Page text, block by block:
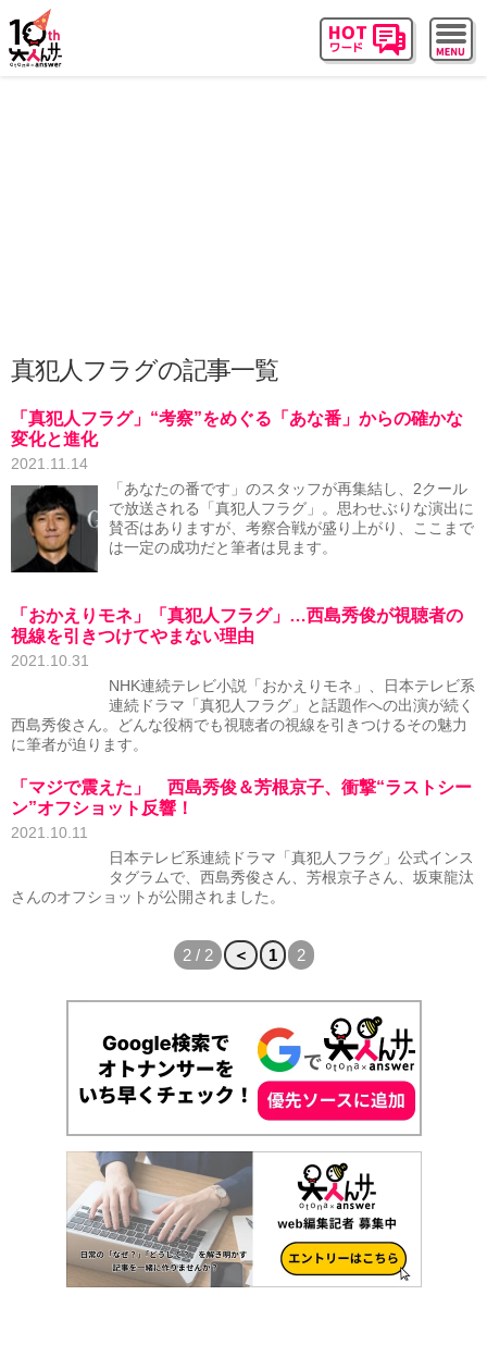
真犯人フラグの記事一覧
「真犯人フラグ」“考察”をめぐる「あな番」からの確かな
変化と進化
2021.11.14
「あなたの番です」のスタッフが再集結し、2クール
で放送される「真犯人フラグ」。思わせぶりな演出に
賛否はありますが、考察合戦が盛り上がり、ここまで
は一定の成功だと筆者は見ます。
「おかえりモネ」「真犯人フラグ」…西島秀俊が視聴者の
視線を引きつけてやまない理由
2021.10.31
NHK連続テレビ小説「おかえりモネ」、日本テレビ系
連続ドラマ「真犯人フラグ」と話題作への出演が続く
西島秀俊さん。どんな役柄でも視聴者の視線を引きつけるその魅力
に筆者が迫ります。
「マジで震えた」 西島秀俊＆芳根京子、衝撃“ラストシー
ン”オフショット反響！
2021.10.11
日本テレビ系連続ドラマ「真犯人フラグ」公式インス
タグラムで、西島秀俊さん、芳根京子さん、坂東龍汰
さんのオフショットが公開されました。
2 / 2 ＜ 1 2